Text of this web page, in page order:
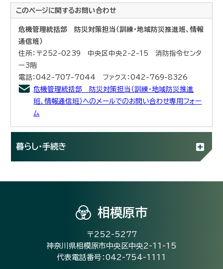
このページに関するお問い合わせ
危機管理統括部 防災対策担当（訓練・地域防災推進班、情報
通信班）
住所：〒252-0239 中央区中央2-2-15 消防指令センタ
ー3階
電話：042-707-7044 ファクス：042-769-8326
危機管理統括部 防災対策担当（訓練・地域防災推進
班、情報通信班）へのメールでのお問い合わせ専用フォー
ム
暮らし・手続き
相模原市
〒252-5277
神奈川県相模原市中央区中央2-11-15
代表電話番号：042-754-1111